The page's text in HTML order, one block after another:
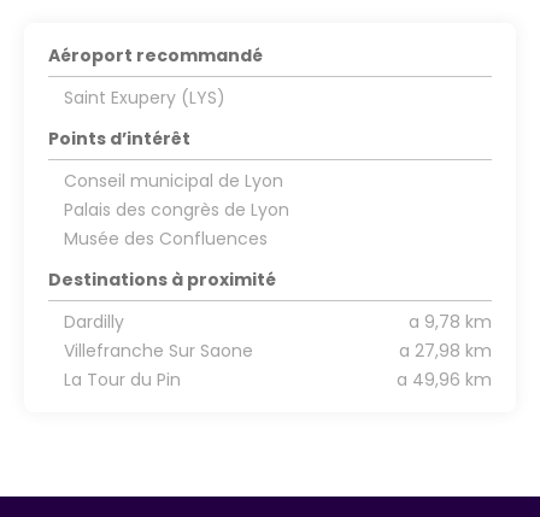
Aéroport recommandé
Saint Exupery (LYS)
Points d’intérêt
Conseil municipal de Lyon
Palais des congrès de Lyon
Musée des Confluences
Destinations à proximité
Dardilly
a 9,78 km
Villefranche Sur Saone
a 27,98 km
La Tour du Pin
a 49,96 km